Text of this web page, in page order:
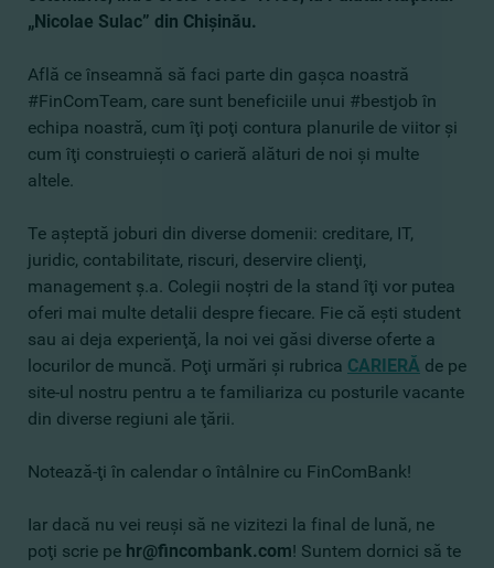
„Nicolae Sulac” din Chişinău.
Află ce înseamnă să faci parte din gaşca noastră
#FinComTeam, care sunt beneficiile unui #bestjob în
echipa noastră, cum îţi poţi contura planurile de viitor şi
cum îţi construieşti o carieră alături de noi şi multe
altele.
Te aşteptă joburi din diverse domenii: creditare, IT,
juridic, contabilitate, riscuri, deservire clienţi,
management ş.a. Colegii noştri de la stand îţi vor putea
oferi mai multe detalii despre fiecare. Fie că eşti student
sau ai deja experienţă, la noi vei găsi diverse oferte a
locurilor de muncă. Poţi urmări şi rubrica CARIERĂ de pe
site-ul nostru pentru a te familiariza cu posturile vacante
din diverse regiuni ale ţării.
Notează-ţi în calendar o întâlnire cu FinComBank!
Iar dacă nu vei reuşi să ne vizitezi la final de lună, ne
poţi scrie pe hr@fincombank.com! Suntem dornici să te